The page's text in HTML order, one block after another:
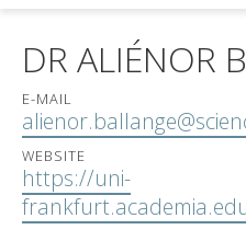
DR ALIÉNOR
E-MAIL
WEBSITE
https://uni-